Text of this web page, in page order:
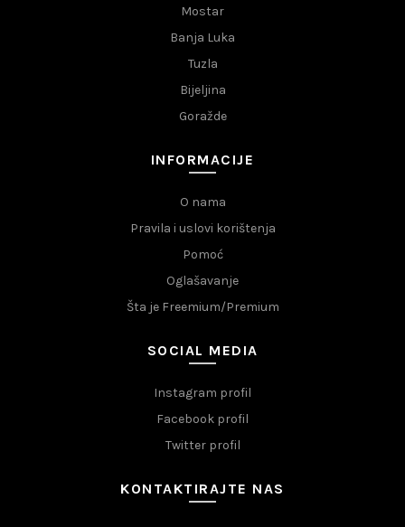
Mostar
Banja Luka
Tuzla
Bijeljina
Goražde
INFORMACIJE
O nama
Pravila i uslovi korištenja
Pomoć
Oglašavanje
Šta je Freemium/Premium
SOCIAL MEDIA
Instagram profil
Facebook profil
Twitter profil
KONTAKTIRAJTE NAS